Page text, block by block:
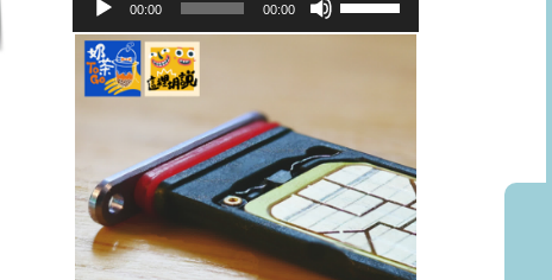
播
放
00:00 00:00
鍵
以
提
高
或